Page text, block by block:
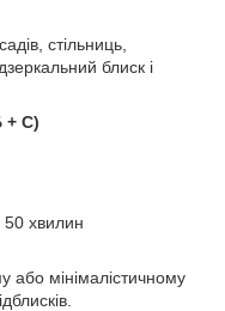
стільниць,
блиск і
+ С)
50 хвилин
або мінімалістичному